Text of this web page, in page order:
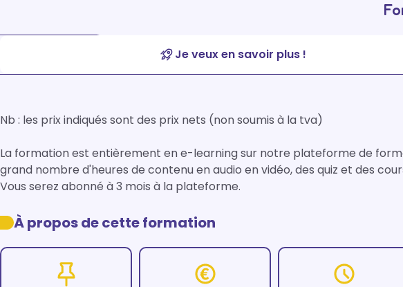
Je veux en savoir plus !
Nb : les prix indiqués sont des prix nets (non soumis à la tva)
La formation est entièrement en e-learning sur notre plateforme de
grand nombre d'heures de contenu en audio en vidéo, des quiz et des
Vous serez abonné à 3 mois à la plateforme.
À propos de cette formation